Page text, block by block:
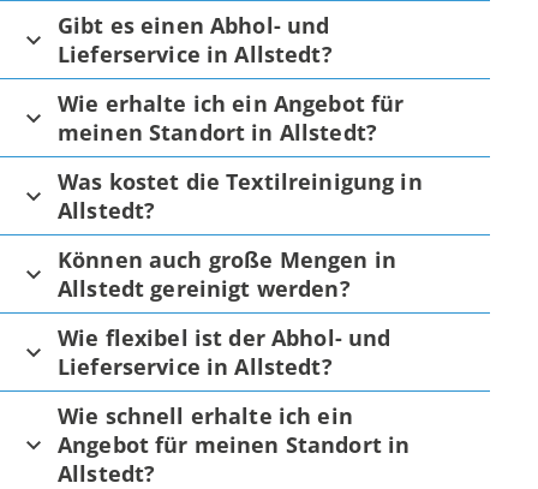
Gibt es einen Abhol- und
Lieferservice in Allstedt?
Wie erhalte ich ein Angebot für
meinen Standort in Allstedt?
Was kostet die Textilreinigung in
Allstedt?
Können auch große Mengen in
Allstedt gereinigt werden?
Wie flexibel ist der Abhol- und
Lieferservice in Allstedt?
Wie schnell erhalte ich ein
Angebot für meinen Standort in
Allstedt?